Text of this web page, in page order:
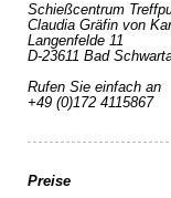
Schießcentrum
Claudia Gräfin von
Langenfelde 11
D-23611 Bad
Rufen Sie einfach an
+49 (0)172 4115867
Preise